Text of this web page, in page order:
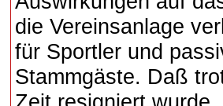
die Vereinsanlage
für Sportler und
Stammgäste. Daß